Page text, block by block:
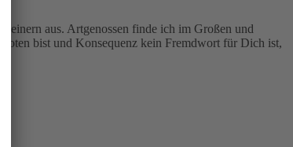
aus. Artgenossen finde ich im Großen und
bist und Konsequenz kein Fremdwort für Dich ist,